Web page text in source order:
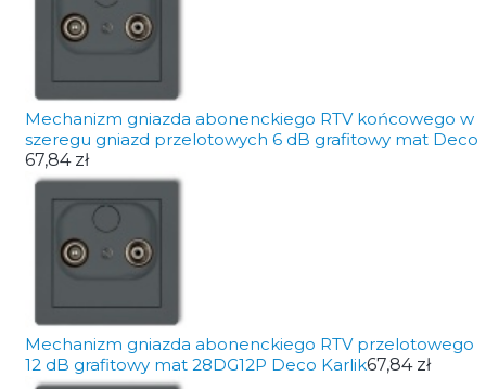
Mechanizm gniazda abonenckiego RTV końcowego w
szeregu gniazd przelotowych 6 dB grafitowy mat Deco
67,84 zł
Mechanizm gniazda abonenckiego RTV przelotowego
12 dB grafitowy mat 28DG12P Deco Karlik67,84 zł